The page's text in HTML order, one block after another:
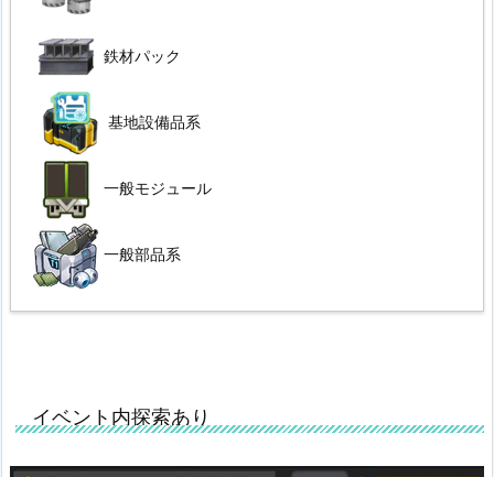
鉄材パック
基地設備品系
一般モジュール
一般部品系
イベント内探索あり